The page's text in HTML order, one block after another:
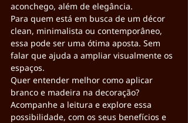
aconchego, além de elegância.
Para quem está em busca de um décor
clean, minimalista ou contemporâneo,
essa pode ser uma ótima aposta. Sem
falar que ajuda a ampliar visualmente os
espaços.
Quer entender melhor como aplicar
branco e madeira na decoração?
Acompanhe a leitura e explore essa
possibilidade, com os seus benefícios e